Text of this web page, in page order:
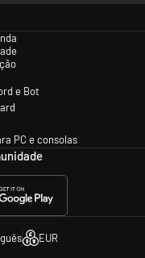
e Bot
PC e consolas
EUR